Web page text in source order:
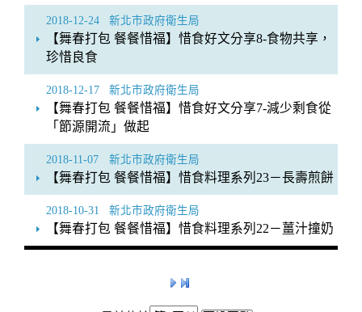
【舞春打包 餐餐惜福】惜食好文分享8-食物共享，
珍惜良食
新北市政府衛生局
2018-12-24
【舞春打包 餐餐惜福】惜食好文分享7-減少剩食從
「節源開流」做起
新北市政府衛生局
2018-12-17
【舞春打包 餐餐惜福】惜食料理系列23－長壽煎餅
新北市政府衛生局
2018-11-07
【舞春打包 餐餐惜福】惜食料理系列22－薑汁撞奶
新北市政府衛生局
2018-10-31